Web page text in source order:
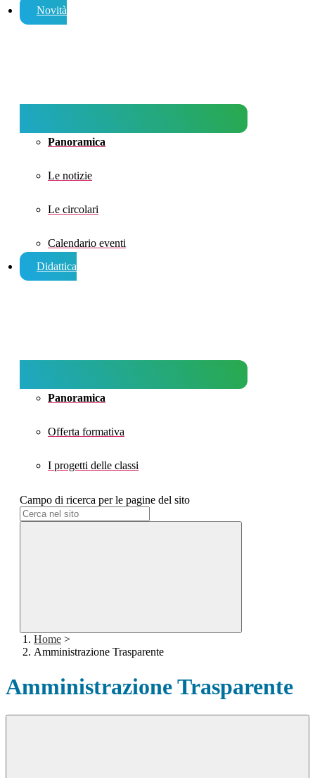
Novità
Panoramica
Le notizie
Le circolari
Calendario eventi
Didattica
Panoramica
Offerta formativa
I progetti delle classi
Campo di ricerca per le pagine del sito
Home >
Amministrazione Trasparente
Amministrazione Trasparente